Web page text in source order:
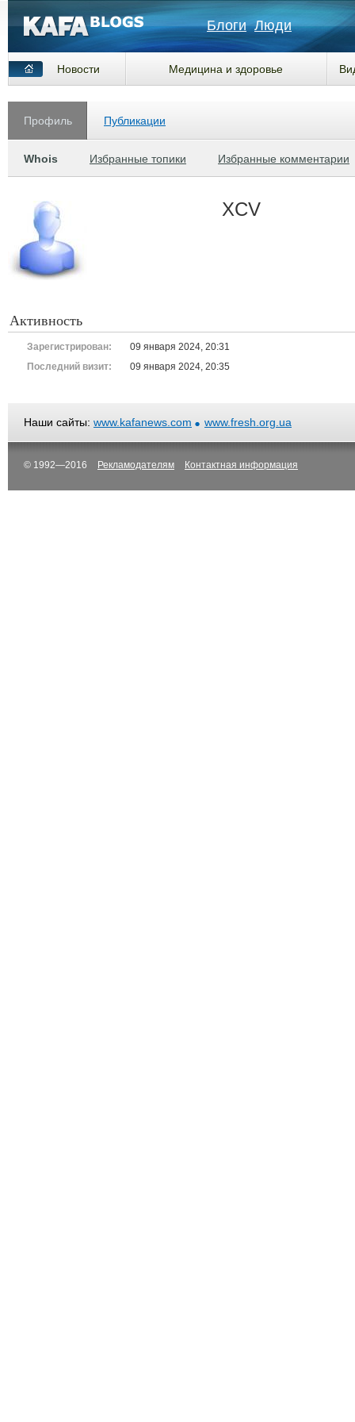
Блоги Люди
Новости Медицина и здоровье
Профиль
Whois Избранные топики Избранные комментарии
Публикации
XCV
Активность
Зарегистрирован:
09 января 2024, 20:31
Последний визит:
09 января 2024, 20:35
Наши сайты: www.kafanews.com www.fresh.org.ua
© 1992—2016 Рекламодателям Контактная информация